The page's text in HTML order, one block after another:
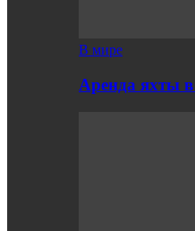
В мире
Аренда яхты